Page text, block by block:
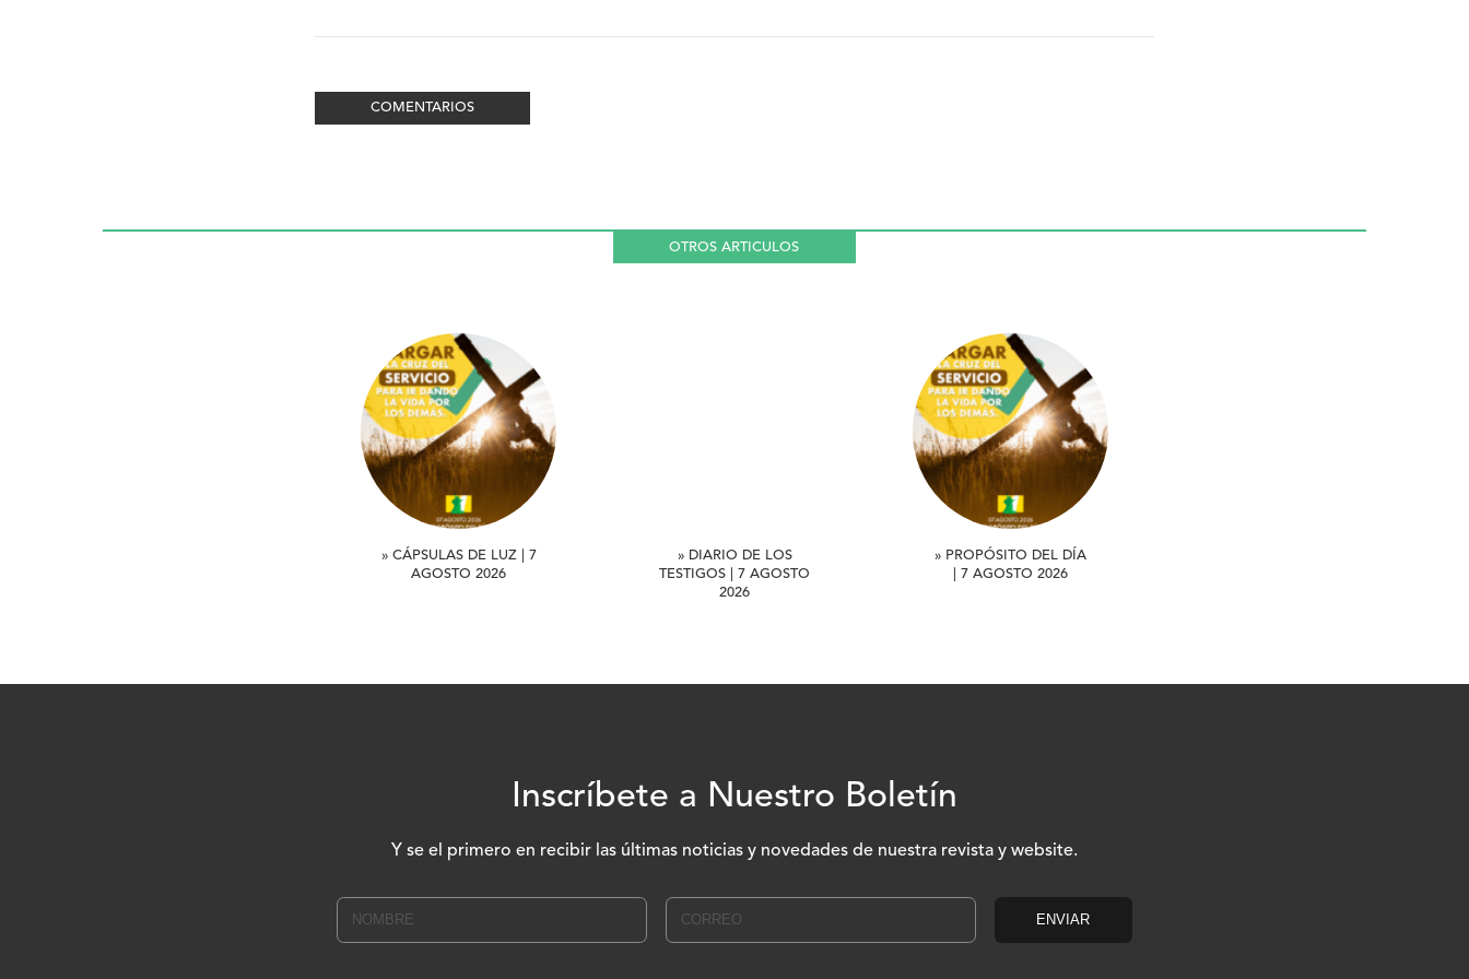
COMENTARIOS
OTROS ARTICULOS
» CÁPSULAS DE LUZ | 7
AGOSTO 2026
» DIARIO DE LOS
TESTIGOS | 7 AGOSTO
2026
» PROPÓSITO DEL DÍA
| 7 AGOSTO 2026
Inscríbete a Nuestro Boletín
Y se el primero en recibir las últimas noticias y novedades de nuestra revista y website.